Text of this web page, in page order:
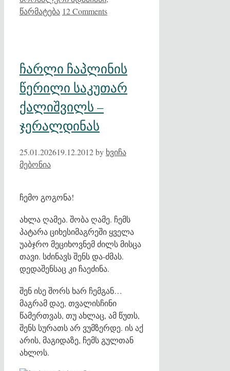
წარმატება 12 Comments
ჩარლი ჩაპლინის
წერილი საკუთარ
ქალიშვილს –
ჯერალდინას
25.01.202619.12.2012by ხვიჩა
მებონია
ჩემო გოგონა!
ახლა ღამეა. შობა ღამე. ჩემს
პატარა ციხესიმაგრეში ყველა
უაბჯრო მეციხოვნემ ძილს მისცა
თავი. სძინავს შენს და-ძმას.
დედაშენსაც კი ჩაეძინა.
შენ ისე შორს ხარ ჩემგან…
მაგრამ დაე, თვალისჩინი
წამერთვას, თუ ახლაც, ამ წუთს,
შენს სურათს არ ვუმზერდე. ის აქ
არის, მაგიდაზე, ჩემს გულთან
ახლოს.